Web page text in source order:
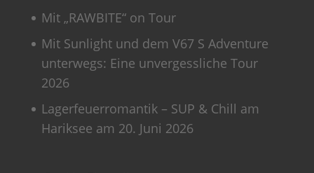
Mit „RAWBITE“ on Tour
Mit Sunlight und dem V67 S Adventure
unterwegs: Eine unvergessliche Tour
2026
Lagerfeuerromantik – SUP & Chill am
Hariksee am 20. Juni 2026